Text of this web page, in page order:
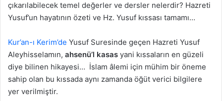
çıkarılabilecek temel değerler ve dersler nelerdir? Hazreti
Yusuf’un hayatının özeti ve Hz. Yusuf kıssası tamamı…
Kur’an-ı Kerim’de Yusuf Suresinde geçen Hazreti Yusuf
Aleyhisselamın, ahsenü’l kasas yani kıssaların en güzeli
diye bilinen hikayesi… İslam âlemi için mühim bir öneme
sahip olan bu kıssada aynı zamanda öğüt verici bilgilere
yer verilmiştir.